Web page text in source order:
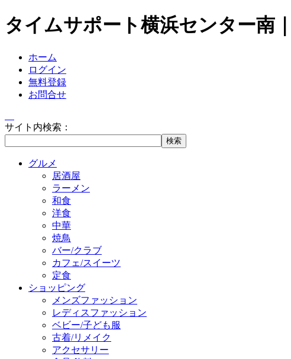
タイムサポート横浜センター南
ホーム
ログイン
無料登録
お問合せ
サイト内検索：
グルメ
居酒屋
ラーメン
和食
洋食
中華
焼鳥
バー/クラブ
カフェ/スイーツ
定食
ショッピング
メンズファッション
レディスファッション
ベビー/子ども服
古着/リメイク
アクセサリー